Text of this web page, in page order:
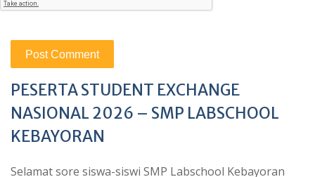
PESERTA STUDENT EXCHANGE
NASIONAL 2026 – SMP LABSCHOOL
KEBAYORAN
Selamat sore siswa-siswi SMP Labschool Kebayoran